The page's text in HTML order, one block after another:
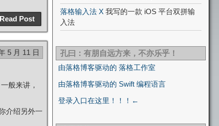
Read Post
5 月 11 日
般来讲，
介绍另外一
落格输入法 X 我写的一款 iOS 平台双拼输
入法
孔曰：有朋自远方来，不亦乐乎！
由落格博客驱动的 落格工作室
由落格博客驱动的 Swift 编程语言
登录入口在这里！！！←